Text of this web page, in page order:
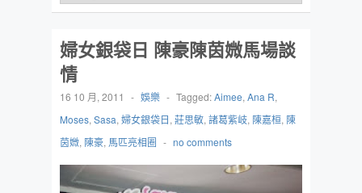
婦女銀袋日 陳豪陳茵媺馬場談
情
16 10 月, 2011 - 娛樂 - Tagged:Aimee, Ana R,
Moses, Sasa, 婦女銀袋日, 莊思敏, 諸葛紫岐, 陳嘉桓, 陳
茵媺, 陳豪, 馬匹亮相圈 - no comments